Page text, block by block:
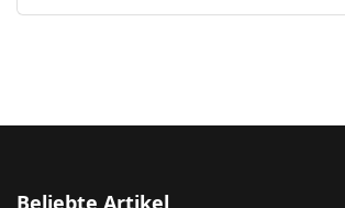
Beliebte Artikel